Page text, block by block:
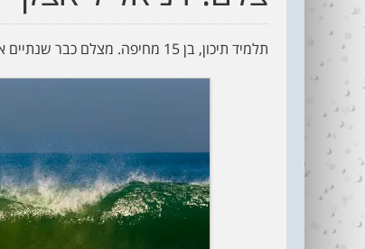
תלמיד תיכון, בן 15 מחיפה. מצלם כבר שנתיים אבל נחשפתי לעולם הצילום הרבה לפני כן – אמא צלמת.